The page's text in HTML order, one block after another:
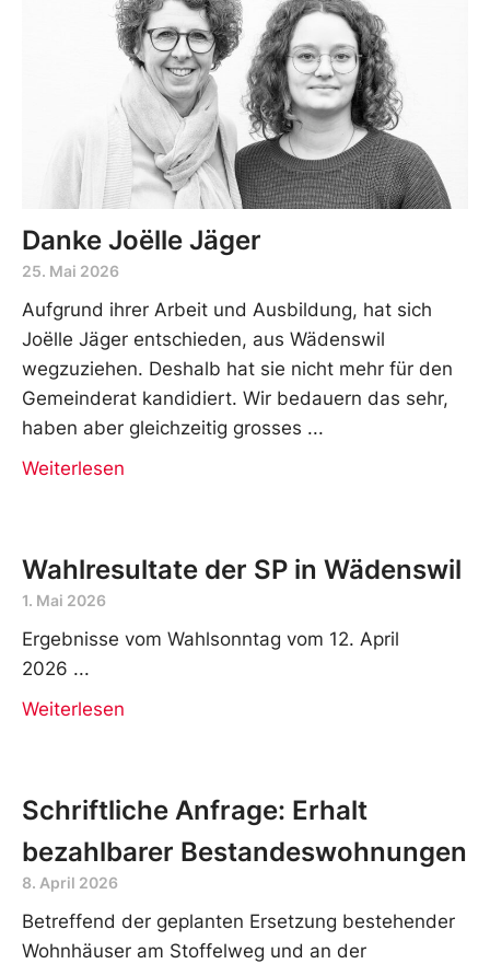
Danke Joëlle Jäger
25. Mai 2026
Aufgrund ihrer Arbeit und Ausbildung, hat sich
Joëlle Jäger entschieden, aus Wädenswil
wegzuziehen. Deshalb hat sie nicht mehr für den
Gemeinderat kandidiert. Wir bedauern das sehr,
haben aber gleichzeitig grosses
Weiterlesen
Wahlresultate der SP in Wädenswil
1. Mai 2026
Ergebnisse vom Wahlsonntag vom 12. April
2026
Weiterlesen
Schriftliche Anfrage: Erhalt
bezahlbarer Bestandeswohnungen
8. April 2026
Betreffend der geplanten Ersetzung bestehender
Wohnhäuser am Stoffelweg und an der